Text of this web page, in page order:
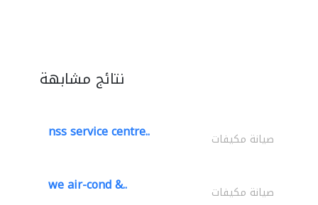
نتائج مشابهة
nss service centre.. صيانة مكيفات
we air-cond &.. صيانة مكيفات